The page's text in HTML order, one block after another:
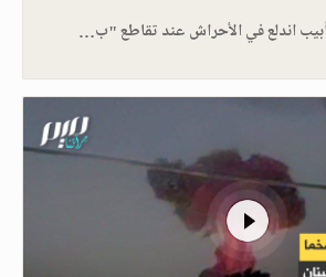
اندلع في الأحراش عند تقاطع "ب…